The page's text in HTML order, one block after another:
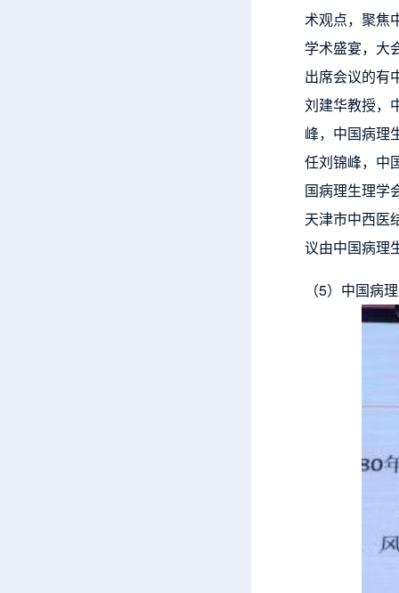
术观点，聚焦
学术盛宴，大
出席会议的有
刘建华教授，
峰，中国病理
任刘锦峰，中
国病理生理学
天津市中西医
议由中国病理
（5）中国病